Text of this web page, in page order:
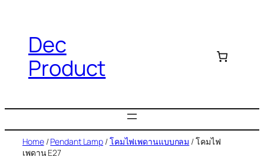
Dec
Product
Home/Pendant Lamp /โคมไฟเพดานแบบกลม / โคมไฟ
เพดาน E27